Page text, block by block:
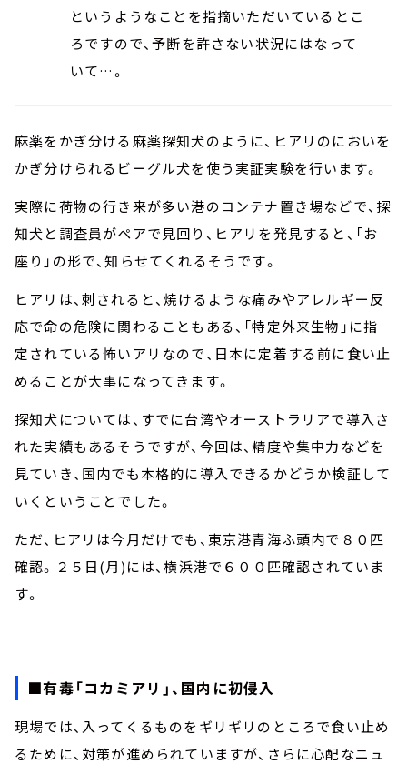
というようなことを指摘いただいているとこ
ろですので、予断を許さない状況にはなって
いて…。
麻薬をかぎ分ける麻薬探知犬のように、ヒアリのにおいを
かぎ分けられるビーグル犬を使う実証実験を行います。
実際に荷物の行き来が多い港のコンテナ置き場などで、探
知犬と調査員がペアで見回り、ヒアリを発見すると、「お
座り」の形で、知らせてくれるそうです。
ヒアリは、刺されると、焼けるような痛みやアレルギー反
応で命の危険に関わることもある、「特定外来生物」に指
定されている怖いアリなので、日本に定着する前に食い止
めることが大事になってきます。
探知犬については、すでに台湾やオーストラリアで導入さ
れた実績もあるそうですが、今回は、精度や集中力などを
見ていき、国内でも本格的に導入できるかどうか検証して
いくということでした。
ただ、ヒアリは今月だけでも、東京港青海ふ頭内で８０匹
確認。２５日(月)には、横浜港で６００匹確認されていま
す。
■有毒「コカミアリ」、国内に初侵入
現場では、入ってくるものをギリギリのところで食い止め
るために、対策が進められていますが、さらに心配なニュ